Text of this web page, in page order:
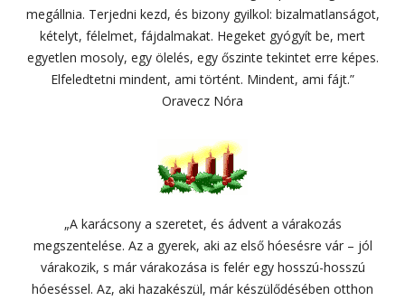
megállnia. Terjedni kezd, és bizony gyilkol: bizalmatlanságot,
kételyt, félelmet, fájdalmakat. Hegeket gyógyít be, mert
egyetlen mosoly, egy ölelés, egy őszinte tekintet erre képes.
Elfeledtetni mindent, ami történt. Mindent, ami fájt.”
Oravecz Nóra
„A karácsony a szeretet, és ádvent a várakozás
megszentelése. Az a gyerek, aki az első hóesésre vár – jól
várakozik, s már várakozása is felér egy hosszú-hosszú
hóeséssel. Az, aki hazakészül, már készülődésében otthon